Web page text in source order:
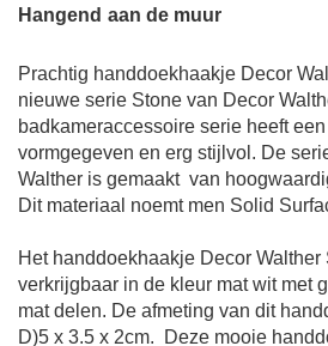
Hangend aan de muur
Prachtig handdoekhaakje Decor
nieuwe serie Stone van Decor
badkameraccessoire serie heeft
vormgegeven en erg stijlvol. De
Walther is gemaakt van
Dit materiaal noemt men Solid
Het handdoekhaakje Decor Walther
verkrijgbaar in de kleur mat wit met
mat delen. De afmeting van dit
D)5 x 3.5 x 2cm. Deze mooie